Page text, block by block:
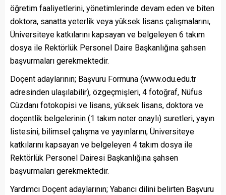
öğretim faaliyetlerini, yönetimlerinde devam eden ve biten
doktora, sanatta yeterlik veya yüksek lisans çalışmalarını,
Üniversiteye katkılarını kapsayan ve belgeleyen 6 takım
dosya ile Rektörlük Personel Daire Başkanlığına şahsen
başvurmaları gerekmektedir.
Doçent adaylarının; Başvuru Formuna (www.odu.edu.tr
adresinden ulaşılabilir), özgeçmişleri, 4 fotoğraf, Nüfus
Cüzdanı fotokopisi ve lisans, yüksek lisans, doktora ve
doçentlik belgelerinin (1 takım noter onaylı) suretleri, yayın
listesini, bilimsel çalışma ve yayınlarını, Üniversiteye
katkılarını kapsayan ve belgeleyen 4 takım dosya ile
Rektörlük Personel Dairesi Başkanlığına şahsen
başvurmaları gerekmektedir.
Yardımcı Doçent adaylarının; Yabancı dilini belirten Başvuru